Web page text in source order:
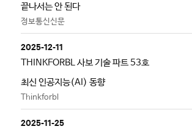
끝나서는 안 된다
정보통신신문
2025-12-11
THINKFORBL 사보 기술 파트 53호
최신 인공지능(AI) 동향
Thinkforbl
2025-11-25